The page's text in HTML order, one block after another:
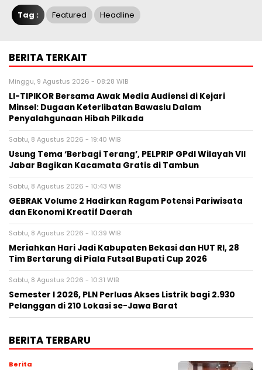
Tag : Featured Headline
BERITA TERKAIT
Minggu, 9 Agustus 2026 - 08:28 WIB
LI-TIPIKOR Bersama Awak Media Audiensi di Kejari
Minsel: Dugaan Keterlibatan Bawaslu Dalam
Penyalahgunaan Hibah Pilkada
Sabtu, 8 Agustus 2026 - 19:40 WIB
‎Usung Tema ‘Berbagi Terang’, PELPRIP GPdI Wilayah VII
Jabar Bagikan Kacamata Gratis di Tambun
Sabtu, 8 Agustus 2026 - 10:43 WIB
GEBRAK Volume 2 Hadirkan Ragam Potensi Pariwisata
dan Ekonomi Kreatif Daerah
Sabtu, 8 Agustus 2026 - 10:39 WIB
Meriahkan Hari Jadi Kabupaten Bekasi dan HUT RI, 28
Tim Bertarung di Piala Futsal Bupati Cup 2026
Sabtu, 8 Agustus 2026 - 10:31 WIB
Semester I 2026, PLN Perluas Akses Listrik bagi 2.930
Pelanggan di 210 Lokasi se-Jawa Barat
BERITA TERBARU
Berita